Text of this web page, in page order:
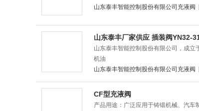
山东泰丰智能控制股份有限公司充液阀
山东泰丰厂家供应 插装阀YN32-
山东泰丰智能控制股份有限公司，成
机油
山东泰丰智能控制股份有限公司充液阀
CF型充液阀
产品用途：广泛应用于铸锻机械、汽